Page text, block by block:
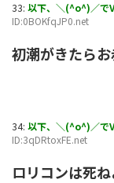
33: 以下、＼(^o^)／で
ID:0BOKfqJP0.net
初潮がきたら
34: 以下、＼(^o^)／で
ID:3qDRtoxFE.net
ロリコンは死ね